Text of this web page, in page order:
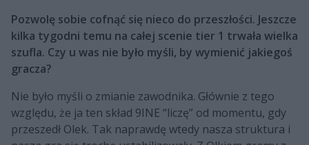
Pozwolę sobie cofnąć się nieco do przeszłości. Jeszcze
kilka tygodni temu na całej scenie tier 1 trwała wielka
szufla. Czy u was nie było myśli, by wymienić jakiegoś
gracza?
Nie było myśli o zmianie zawodnika. Głównie z tego
względu, że ja ten skład 9INE “liczę” od momentu, gdy
przeszedł Olek. Tak naprawdę wtedy nasza struktura i